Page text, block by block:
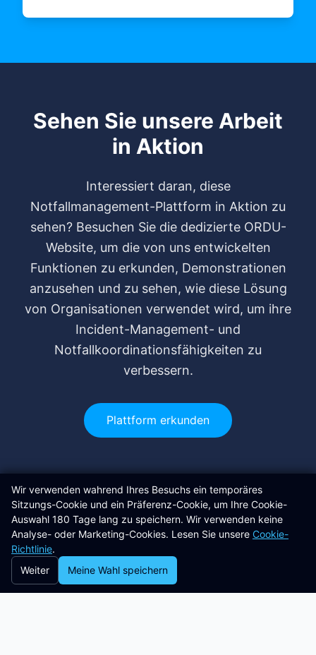
Sehen Sie unsere Arbeit
in Aktion
Interessiert daran, diese
Notfallmanagement-Plattform in Aktion zu
sehen? Besuchen Sie die dedizierte ORDU-
Website, um die von uns entwickelten
Funktionen zu erkunden, Demonstrationen
anzusehen und zu sehen, wie diese Lösung
von Organisationen verwendet wird, um ihre
Incident-Management- und
Notfallkoordinationsfähigkeiten zu
verbessern.
Plattform erkunden
Sind Sie bereit?
Bereit, Ihre Ideen in
zuverwandeln
Wir verwenden wahrend Ihres Besuchs ein temporäres
Sitzungs-Cookie und ein Präferenz-Cookie, um Ihre Cookie-
Auswahl 180 Tage lang zu speichern. Wir verwenden keine
Analyse- oder Marketing-Cookies. Lesen Sie unsere Cookie-
Richtlinie.
Weiter
Meine Wahl speichern